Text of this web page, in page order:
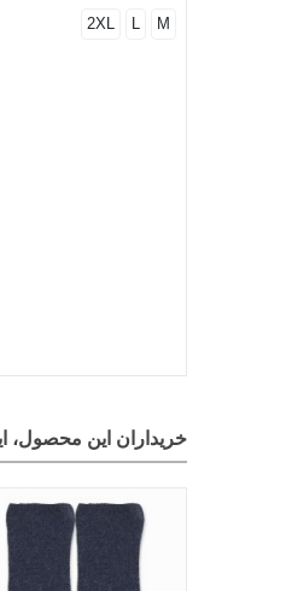
M
L
2XL
خریداران این محصول،